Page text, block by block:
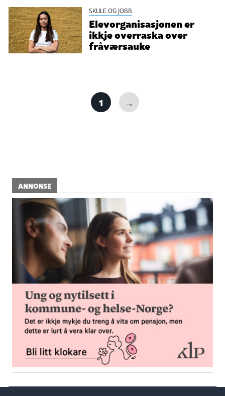
SKULE OG JOBB
Elevorganisasjonen er
ikkje overraska over
fråværsauke
1 →
ANNONSE